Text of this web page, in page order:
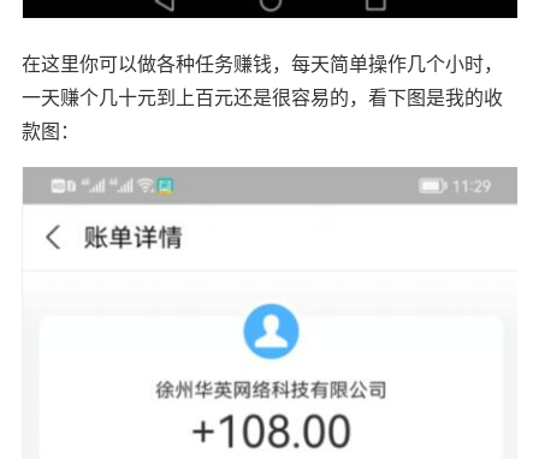
在这里你可以做各种任务赚钱，每天简单操作几个小时，
一天赚个几十元到上百元还是很容易的，看下图是我的收
款图：